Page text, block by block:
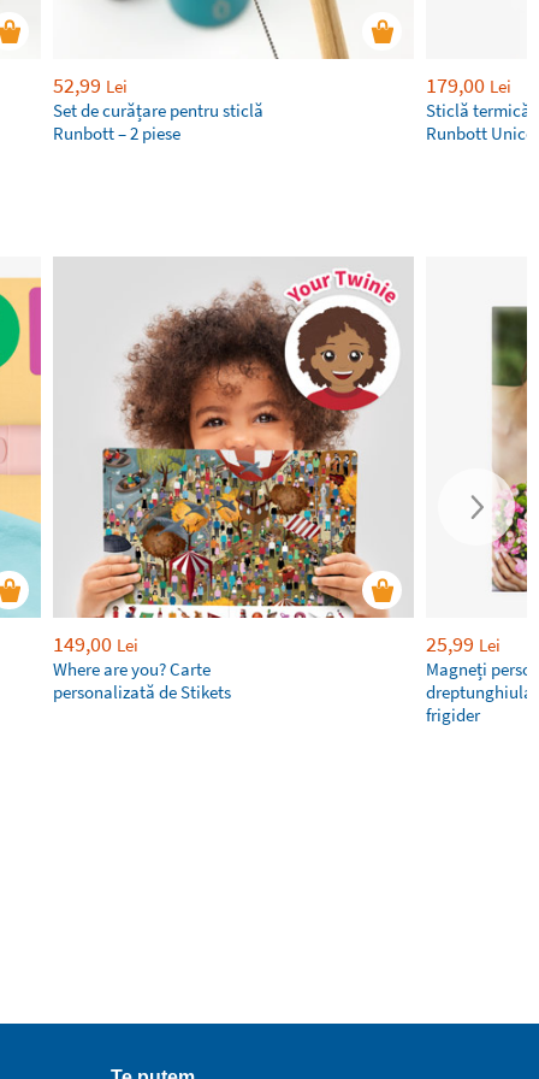
52,99 Lei
Set de curățare pentru sticlă
Runbott – 2 piese
179,00 Lei
Sticlă termică
Runbott
149,00 Lei
Where are you? Carte
personalizată de Stikets
25,99 Lei
Magneți
frigider